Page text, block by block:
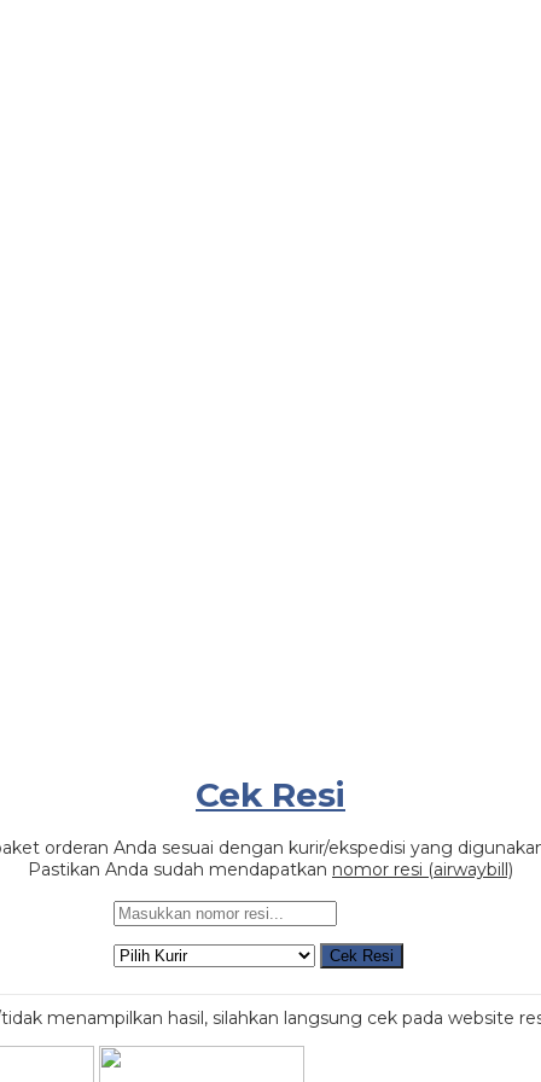
Cek Resi
orderan Anda sesuai dengan kurir/ekspedisi yang
Pastikan Anda sudah mendapatkan nomor resi (airwaybill)
Cek Resi
menampilkan hasil, silahkan langsung cek pada website